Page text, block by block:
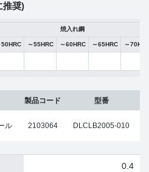
奨)
焼入れ鋼
50HRC ～55HRC ～60HRC ～65HRC ～
ル
製品コード
2103064
型番
DLCLB2005-010
0.4